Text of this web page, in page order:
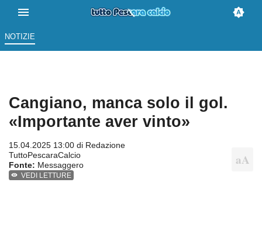
NOTIZIE
Cangiano, manca solo il gol.
«Importante aver vinto»
15.04.2025 13:00 di Redazione
TuttoPescaraCalcio
Fonte: Messaggero
VEDI LETTURE